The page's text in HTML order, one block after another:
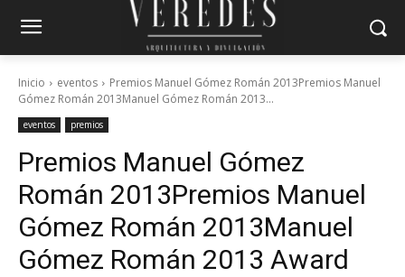
Inicio eventos
Premios Manuel Gómez Román 2013Premios Manuel
Gómez Román 2013Manuel Gómez Román 2013...
eventos premios
Premios Manuel Gómez
Román 2013Premios Manuel
Gómez Román 2013Manuel
Gómez Román 2013 Award